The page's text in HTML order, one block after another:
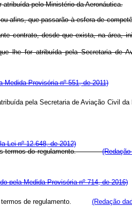
atribuída pelo Ministério da Aeronáutica.
afins, que passarão à esfera de
contrato, desde que exista, na área,
lhe for atribuída pela Secretaria de
Medida Provisória nº 551, de 2011)
pela Secretaria de Aviação
Lei nº 12.648, de 2012)
termos do regulamento.
pela Medida Provisória nº 714, de 2016)
termos de regulamento. (Redação